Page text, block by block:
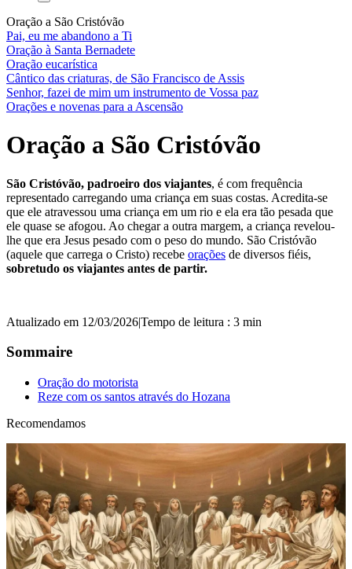
Oração a São Cristóvão
Pai, eu me abandono a Ti
Oração à Santa Bernadete
Oração eucarística
Cântico das criaturas, de São Francisco de Assis
Senhor, fazei de mim um instrumento de Vossa paz
Orações e novenas para a Ascensão
Oração a São Cristóvão
São Cristóvão, padroeiro dos viajantes, é com frequência
representado carregando uma criança em suas costas. Acredita-se
que ele atravessou uma criança em um rio e ela era tão pesada que
ele quase se afogou. Ao chegar a outra margem, a criança revelou-
lhe que era Jesus pesado com o peso do mundo. São Cristóvão
(aquele que carrega o Cristo) recebe orações de diversos fiéis,
sobretudo os viajantes antes de partir.
Atualizado em 12/03/2026|Tempo de leitura : 3 min
Sommaire
Oração do motorista
Reze com os santos através do Hozana
Recomendamos